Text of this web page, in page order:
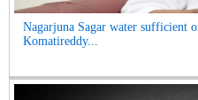
Nagarjuna Sagar water sufficient
Komatireddy...